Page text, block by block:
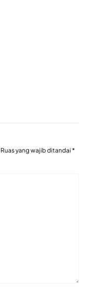
Ruas yang wajib ditandai *